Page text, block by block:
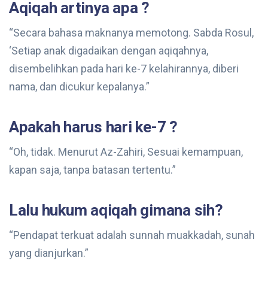
Aqiqah artinya apa ?
“Secara bahasa maknanya memotong. Sabda Rosul,
‘Setiap anak digadaikan dengan aqiqahnya,
disembelihkan pada hari ke-7 kelahirannya, diberi
nama, dan dicukur kepalanya.”
Apakah harus hari ke-7 ?
“Oh, tidak. Menurut Az-Zahiri, Sesuai kemampuan,
kapan saja, tanpa batasan tertentu.”
Lalu hukum aqiqah gimana sih?
“Pendapat terkuat adalah sunnah muakkadah, sunah
yang dianjurkan.”